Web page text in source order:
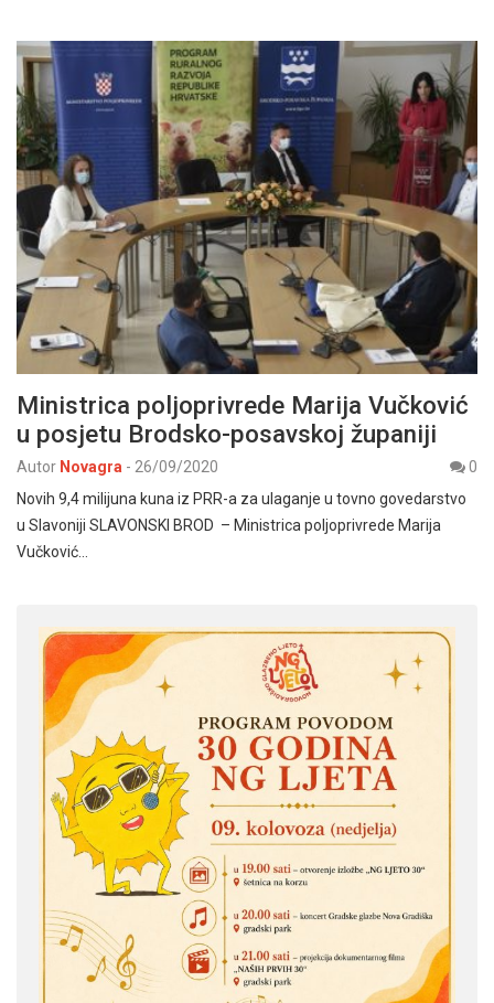
Ministrica poljoprivrede Marija Vučković
u posjetu Brodsko-posavskoj županiji
Autor Novagra - 26/09/2020
0
Novih 9,4 milijuna kuna iz PRR-a za ulaganje u tovno govedarstvo
u Slavoniji SLAVONSKI BROD – Ministrica poljoprivrede Marija
Vučković…